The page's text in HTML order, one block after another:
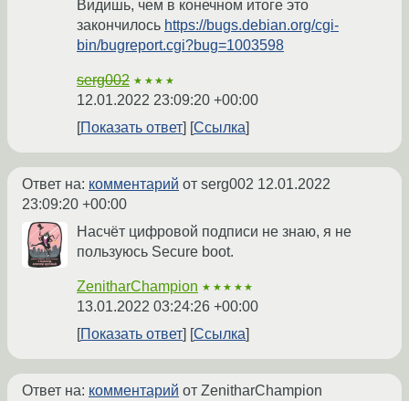
Видишь, чем в конечном итоге это
закончилось https://bugs.debian.org/cgi-
bin/bugreport.cgi?bug=1003598
serg002 ★★★★
12.01.2022 23:09:20 +00:00
Показать ответ
Ссылка
Ответ на: комментарий от serg002 12.01.2022
23:09:20 +00:00
Насчёт цифровой подписи не знаю, я не
пользуюсь Secure boot.
ZenitharChampion ★★★★★
13.01.2022 03:24:26 +00:00
Показать ответ
Ссылка
Ответ на: комментарий от ZenitharChampion